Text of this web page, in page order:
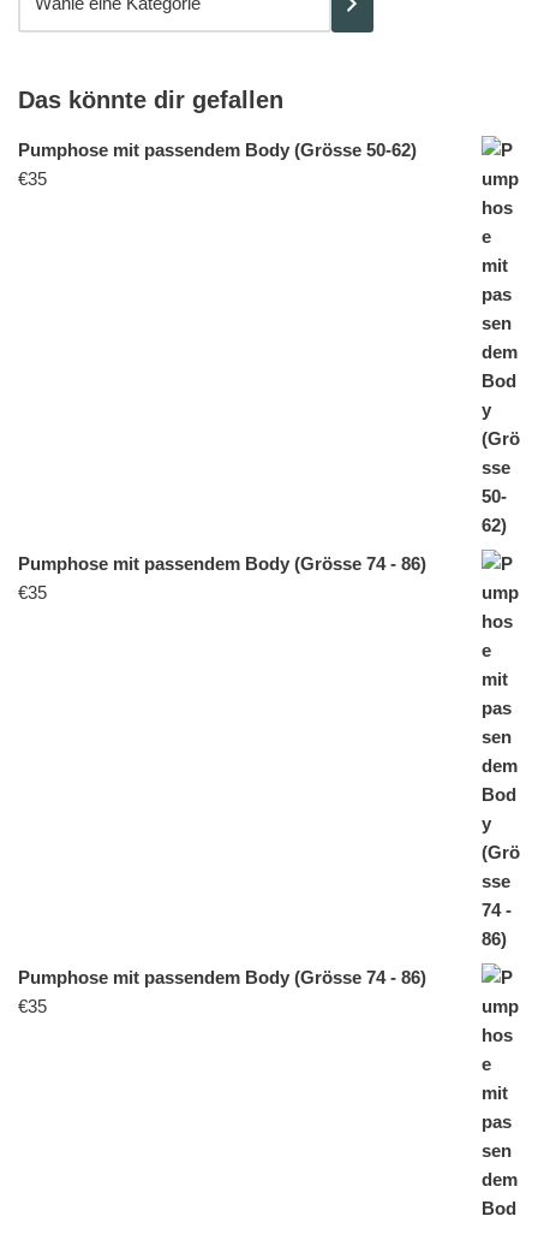
Das könnte dir gefallen
Pumphose mit passendem Body (Grösse 50-62)
€35
Pumphose mit passendem Body (Grösse 74 - 86)
€35
Pumphose mit passendem Body (Grösse 74 - 86)
€35